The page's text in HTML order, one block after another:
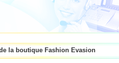
la boutique Fashion Evasion